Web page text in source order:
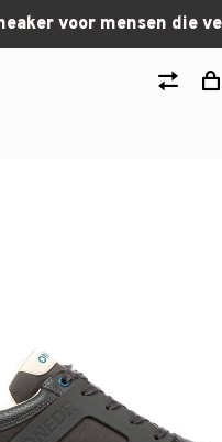
voor mensen die